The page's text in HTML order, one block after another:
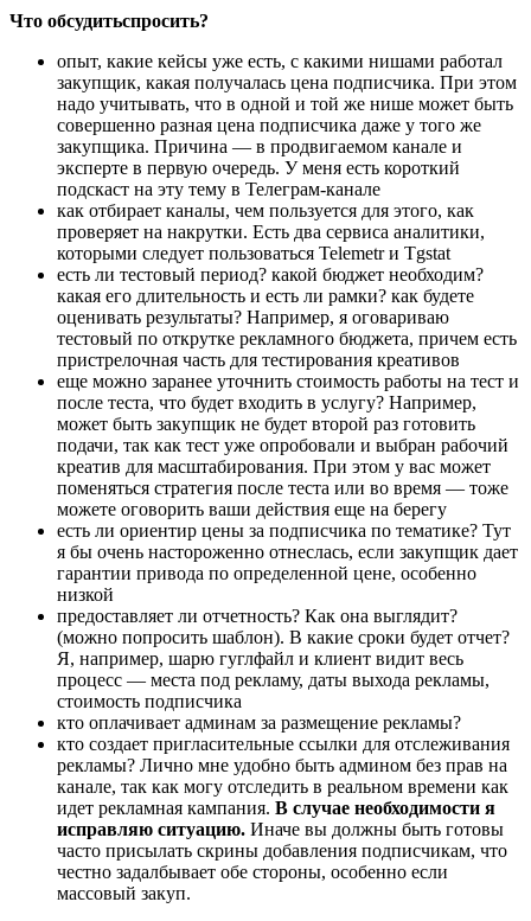
Что обсудитьспросить?
опыт, какие кейсы уже есть, с какими нишами работал
закупщик, какая получалась цена подписчика. При этом
надо учитывать, что в одной и той же нише может быть
совершенно разная цена подписчика даже у того же
закупщика. Причина — в продвигаемом канале и
эксперте в первую очередь. У меня есть короткий
подскаст на эту тему в Телеграм-канале
как отбирает каналы, чем пользуется для этого, как
проверяет на накрутки. Есть два сервиса аналитики,
которыми следует пользоваться Telemetr и Tgstat
есть ли тестовый период? какой бюджет необходим?
какая его длительность и есть ли рамки? как будете
оценивать результаты? Например, я оговариваю
тестовый по открутке рекламного бюджета, причем есть
пристрелочная часть для тестирования креативов
еще можно заранее уточнить стоимость работы на тест и
после теста, что будет входить в услугу? Например,
может быть закупщик не будет второй раз готовить
подачи, так как тест уже опробовали и выбран рабочий
креатив для масштабирования. При этом у вас может
поменяться стратегия после теста или во время — тоже
можете оговорить ваши действия еще на берегу
есть ли ориентир цены за подписчика по тематике? Тут
я бы очень настороженно отнеслась, если закупщик дает
гарантии привода по определенной цене, особенно
низкой
предоставляет ли отчетность? Как она выглядит?
(можно попросить шаблон). В какие сроки будет отчет?
Я, например, шарю гуглфайл и клиент видит весь
процесс — места под рекламу, даты выхода рекламы,
стоимость подписчика
кто оплачивает админам за размещение рекламы?
кто создает пригласительные ссылки для отслеживания
рекламы? Лично мне удобно быть админом без прав на
канале, так как могу отследить в реальном времени как
идет рекламная кампания. В случае необходимости я
исправляю ситуацию. Иначе вы должны быть готовы
часто присылать скрины добавления подписчикам, что
честно задалбывает обе стороны, особенно если
массовый закуп.